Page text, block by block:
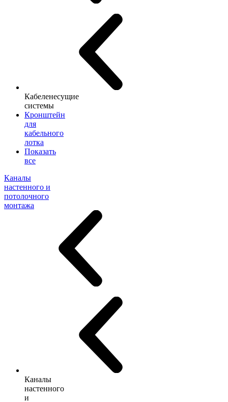
Кабеленесущие
системы
Кронштейн
для
кабельного
лотка
Показать
все
Каналы
настенного и
потолочного
монтажа
Каналы
настенного
и